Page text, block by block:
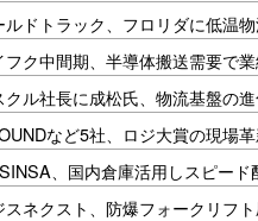
ルドトラック、フロリダに低温
フク中間期、半導体搬送需要で
クル社長に成松氏、物流基盤の
など5社、ロジ大賞の現場
、国内倉庫活用しスピード
スネクスト、防爆フォークリフ